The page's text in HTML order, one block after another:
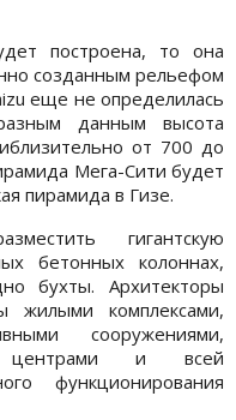
построена, то она
созданным рельефом
еще не определилась
данным высота
от 700 до
Мега-Сити будет
пирамида в Гизе.
гигантскую
бетонных колоннах,
бухты. Архитекторы
жилыми комплексами,
сооружениями,
центрами и всей
функционирования